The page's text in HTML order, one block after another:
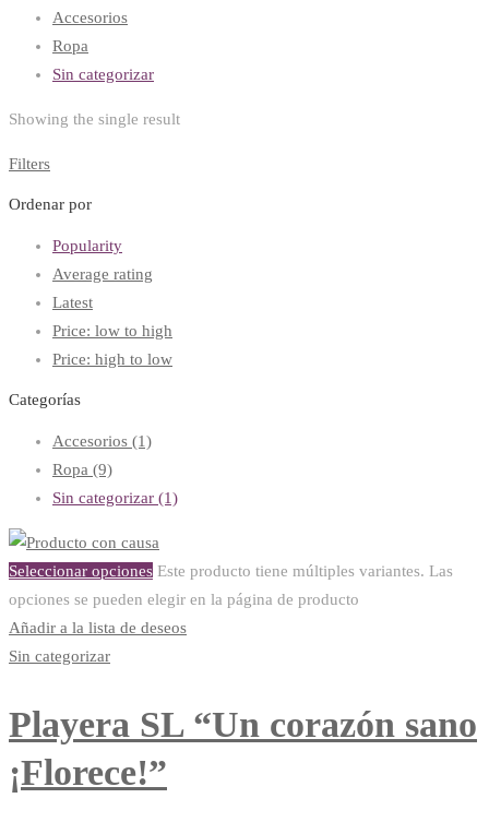
Accesorios
Ropa
Sin categorizar
Showing the single result
Filters
Ordenar por
Popularity
Average rating
Latest
Price: low to high
Price: high to low
Categorías
Accesorios (1)
Ropa (9)
Sin categorizar (1)
Seleccionar opciones Este producto tiene múltiples variantes. Las
opciones se pueden elegir en la página de producto
Añadir a la lista de deseos
Sin categorizar
Playera SL “Un corazón sano
¡Florece!”